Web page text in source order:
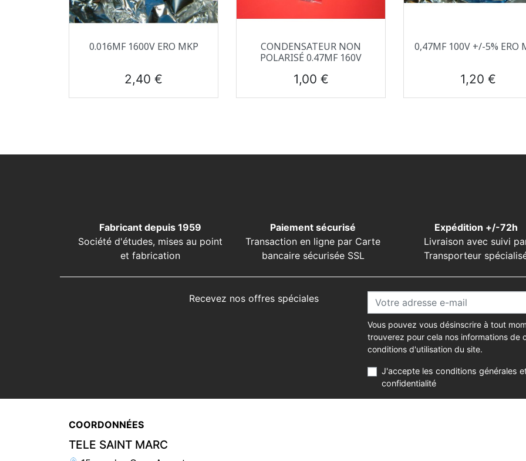
Aperçu rapide
0.016ΜF 1600V ERO MKP
Prix
2,40 €
Aperçu rapide
CONDENSATEUR NON
POLARISÉ 0.47ΜF 160V
Prix
1,00 €
Aperçu rapide
0,47ΜF 100V +/-5% ERO
Prix
1,20 €
Fabricant depuis 1959
Société d'études, mises au point
et fabrication
Paiement sécurisé
Transaction en ligne par Carte
bancaire sécurisée SSL
Expédition +/-72h
Livraison avec suivi
Transporteur
Recevez nos offres spéciales
Vous pouvez vous désinscrire à tout
trouverez pour cela nos informations de
conditions d'utilisation du site.
J'accepte les conditions générales
confidentialité
COORDONNÉES
TELE SAINT MARC